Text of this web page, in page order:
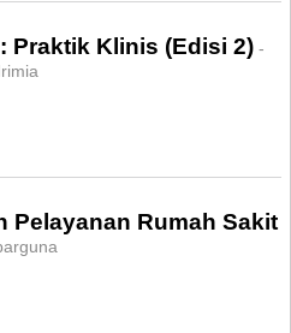
Praktik Klinis (Edisi 2) -
Pelayanan Rumah Sakit